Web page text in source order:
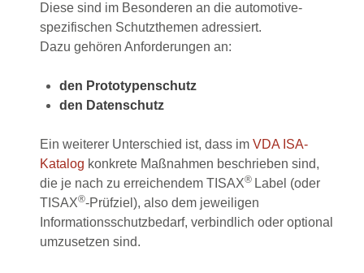
Diese sind im Besonderen an die automotive-
spezifischen Schutzthemen adressiert.
Dazu gehören Anforderungen an:
den Prototypenschutz
den Datenschutz
Ein weiterer Unterschied ist, dass im VDA ISA-
Katalog konkrete Maßnahmen beschrieben sind,
die je nach zu erreichendem TISAX® Label (oder
TISAX®-Prüfziel), also dem jeweiligen
Informationsschutzbedarf, verbindlich oder optional
umzusetzen sind.